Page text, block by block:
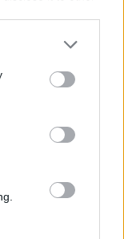
or more Google
You may click to
party tags to
in below Google